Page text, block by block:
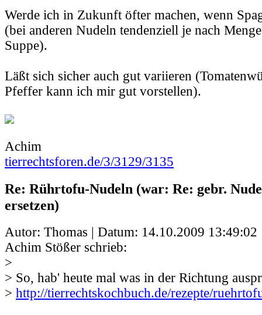
Werde ich in Zukunft öfter machen, wenn
(bei anderen Nudeln tendenziell je nach
Suppe).
Läßt sich sicher auch gut variieren
Pfeffer kann ich mir gut vorstellen).
Achim
tierrechtsforen.de/3/3129/3135
Re: Rührtofu-Nudeln (war: Re: gebr.
ersetzen)
Autor: Thomas | Datum: 14.10.2009 13:49:02
Achim Stößer schrieb:
>
> So, hab' heute mal was in der Richtung
> http://tierrechtskochbuch.de/rezepte/